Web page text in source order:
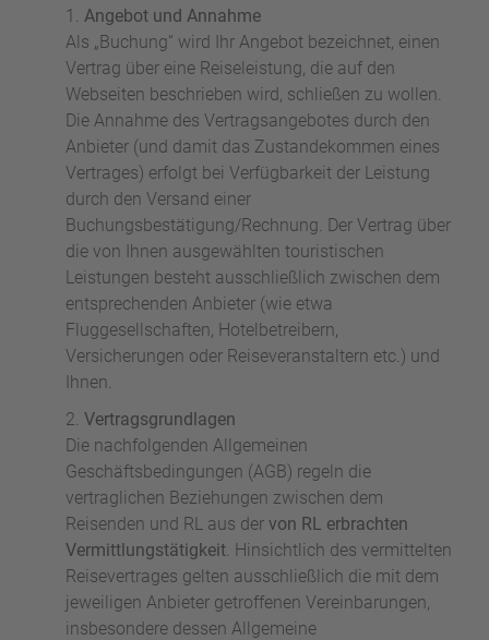
Angebot und Annahme
Als „Buchung“ wird Ihr Angebot bezeichnet, einen
Vertrag über eine Reiseleistung, die auf den
Webseiten beschrieben wird, schließen zu wollen.
Die Annahme des Vertragsangebotes durch den
Anbieter (und damit das Zustandekommen eines
Vertrages) erfolgt bei Verfügbarkeit der Leistung
durch den Versand einer
Buchungsbestätigung/Rechnung. Der Vertrag über
die von Ihnen ausgewählten touristischen
Leistungen besteht ausschließlich zwischen dem
entsprechenden Anbieter (wie etwa
Fluggesellschaften, Hotelbetreibern,
Versicherungen oder Reiseveranstaltern etc.) und
Ihnen.
Vertragsgrundlagen
Die nachfolgenden Allgemeinen
Geschäftsbedingungen (AGB) regeln die
vertraglichen Beziehungen zwischen dem
Reisenden und RL aus der von RL erbrachten
Vermittlungstätigkeit . Hinsichtlich des vermittelten
Reisevertrages gelten ausschließlich die mit dem
jeweiligen Anbieter getroffenen Vereinbarungen,
insbesondere dessen Allgemeine